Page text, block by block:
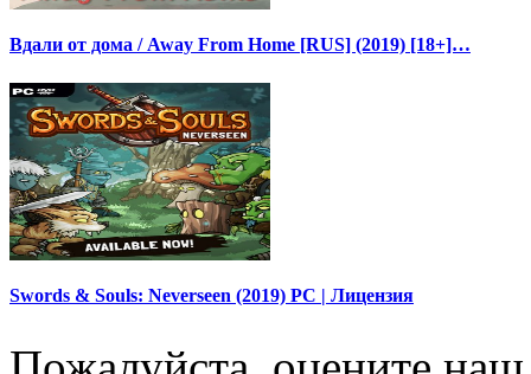
Вдали от дома / Away From Home [RUS] (2019) [18+]…
Swords & Souls: Neverseen (2019) PC | Лицензия